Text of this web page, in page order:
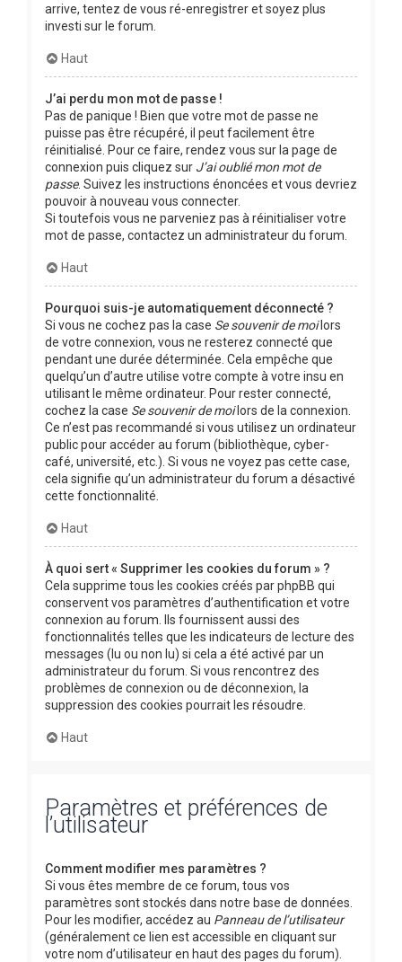
arrive, tentez de vous ré-enregistrer et soyez plus
investi sur le forum.
Haut
J’ai perdu mon mot de passe !
Pas de panique ! Bien que votre mot de passe ne
puisse pas être récupéré, il peut facilement être
réinitialisé. Pour ce faire, rendez vous sur la page de
connexion puis cliquez sur J’ai oublié mon mot de
passe. Suivez les instructions énoncées et vous devriez
pouvoir à nouveau vous connecter.
Si toutefois vous ne parveniez pas à réinitialiser votre
mot de passe, contactez un administrateur du forum.
Haut
Pourquoi suis-je automatiquement déconnecté ?
Si vous ne cochez pas la case Se souvenir de moilors
de votre connexion, vous ne resterez connecté que
pendant une durée déterminée. Cela empêche que
quelqu’un d’autre utilise votre compte à votre insu en
utilisant le même ordinateur. Pour rester connecté,
cochez la case Se souvenir de moilors de la connexion.
Ce n’est pas recommandé si vous utilisez un ordinateur
public pour accéder au forum (bibliothèque, cyber-
café, université, etc.). Si vous ne voyez pas cette case,
cela signifie qu’un administrateur du forum a désactivé
cette fonctionnalité.
Haut
À quoi sert « Supprimer les cookies du forum » ?
Cela supprime tous les cookies créés par phpBB qui
conservent vos paramètres d’authentification et votre
connexion au forum. Ils fournissent aussi des
fonctionnalités telles que les indicateurs de lecture des
messages (lu ou non lu) si cela a été activé par un
administrateur du forum. Si vous rencontrez des
problèmes de connexion ou de déconnexion, la
suppression des cookies pourrait les résoudre.
Haut
Paramètres et préférences de
l’utilisateur
Comment modifier mes paramètres ?
Si vous êtes membre de ce forum, tous vos
paramètres sont stockés dans notre base de données.
Pour les modifier, accédez au Panneau de l’utilisateur
(généralement ce lien est accessible en cliquant sur
votre nom d’utilisateur en haut des pages du forum).